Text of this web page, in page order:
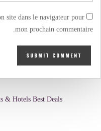
site dans le navigateur pour
mon prochain commentaire.
& Hotels Best Deals